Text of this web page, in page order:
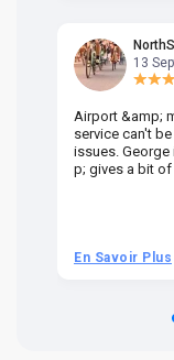
13
Airport &amp;
service can't
issues. George
p; gives a bit
En Savoir Plus